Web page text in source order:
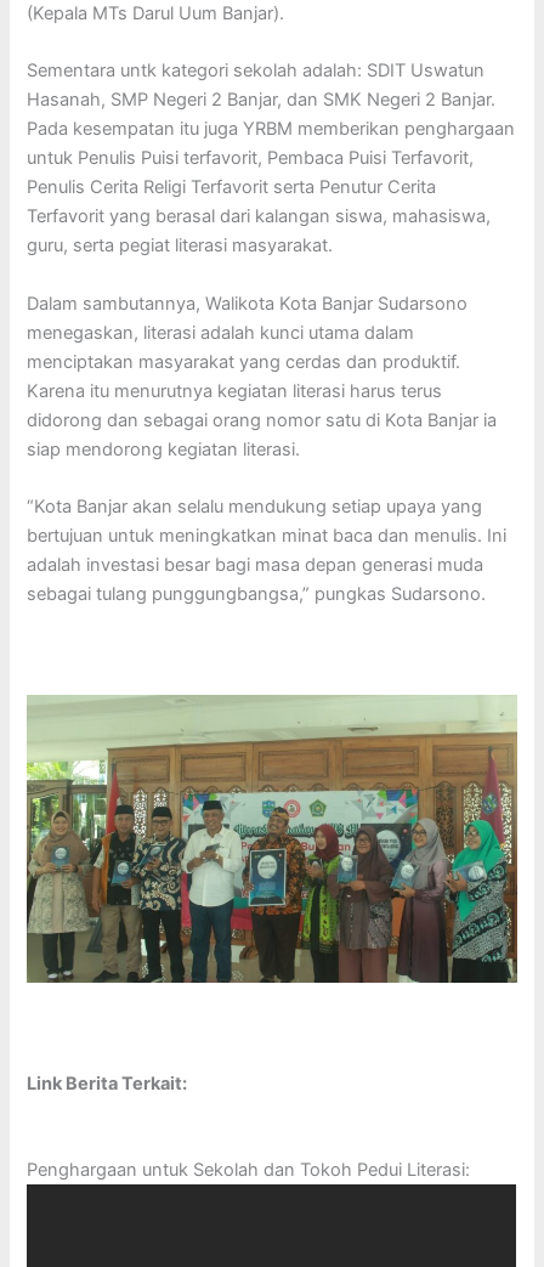
(Kepala MTs Darul Uum Banjar).
Sementara untk kategori sekolah adalah: SDIT Uswatun
Hasanah, SMP Negeri 2 Banjar, dan SMK Negeri 2 Banjar.
Pada kesempatan itu juga YRBM memberikan penghargaan
untuk Penulis Puisi terfavorit, Pembaca Puisi Terfavorit,
Penulis Cerita Religi Terfavorit serta Penutur Cerita
Terfavorit yang berasal dari kalangan siswa, mahasiswa,
guru, serta pegiat literasi masyarakat.
Dalam sambutannya, Walikota Kota Banjar Sudarsono
menegaskan, literasi adalah kunci utama dalam
menciptakan masyarakat yang cerdas dan produktif.
Karena itu menurutnya kegiatan literasi harus terus
didorong dan sebagai orang nomor satu di Kota Banjar ia
siap mendorong kegiatan literasi.
“Kota Banjar akan selalu mendukung setiap upaya yang
bertujuan untuk meningkatkan minat baca dan menulis. Ini
adalah investasi besar bagi masa depan generasi muda
sebagai tulang punggungbangsa,” pungkas Sudarsono.
Link Berita Terkait:
Penghargaan untuk Sekolah dan Tokoh Pedui Literasi: